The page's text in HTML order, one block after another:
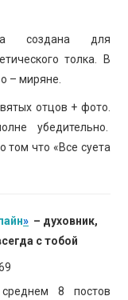
создана для
толка. В
– миряне.
отцов + фото.
убедительно.
том что «Все суета
» – духовник,
с тобой
8 постов